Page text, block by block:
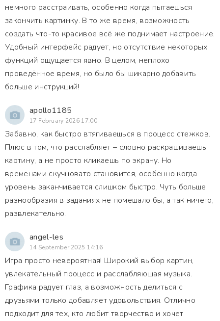
немного расстраивать, особенно когда пытаешься
закончить картинку. В то же время, возможность
создать что-то красивое всё же поднимает настроение.
Удобный интерфейс радует, но отсутствие некоторых
функций ощущается явно. В целом, неплохо
проведённое время, но было бы шикарно добавить
больше инструкций!
apollo1185
17 February 2026 17:00
Забавно, как быстро втягиваешься в процесс стежков.
Плюс в том, что расслабляет – словно раскрашиваешь
картину, а не просто кликаешь по экрану. Но
временами скучновато становится, особенно когда
уровень заканчивается слишком быстро. Чуть больше
разнообразия в заданиях не помешало бы, а так ничего,
развлекательно.
angel-les
14 September 2025 14:16
Игра просто невероятная! Широкий выбор картин,
увлекательный процесс и расслабляющая музыка.
Графика радует глаз, а возможность делиться с
друзьями только добавляет удовольствия. Отлично
подходит для тех, кто любит творчество и хочет